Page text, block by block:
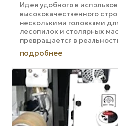
Идея удобного в
высококачественного
несколькими головками
лесопилок и столярных
превращается в
многоголовочного
Logosol. Многоголовочный ...
подробнее